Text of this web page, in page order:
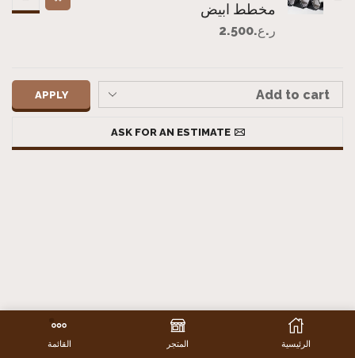
مخطط ابيض
ر.ع.2.500
APPLY
ASK FOR AN ESTIMATE
الرئيسية المتجر القائمة